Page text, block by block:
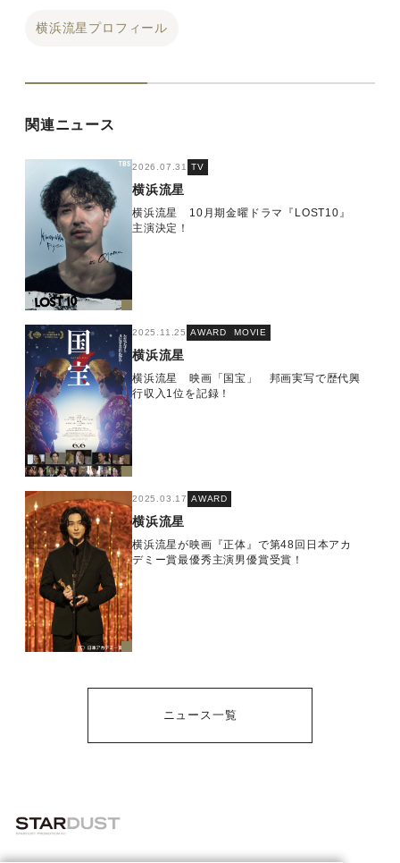
横浜流星プロフィール
関連ニュース
2026.07.31 TV
横浜流星
横浜流星 10月期金曜ドラマ『LOST10』
主演決定！
2025.11.25 AWARD MOVIE
横浜流星
横浜流星 映画「国宝」 邦画実写で歴代興
行収入1位を記録！
2025.03.17 AWARD
横浜流星
横浜流星が映画『正体』で第48回日本アカ
デミー賞最優秀主演男優賞受賞！
ニュース一覧